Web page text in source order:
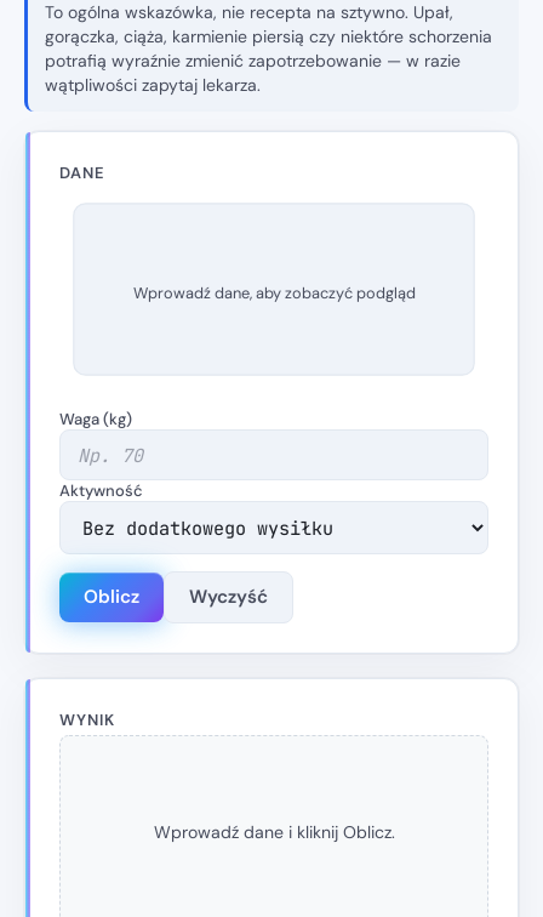
To ogólna wskazówka, nie recepta na sztywno. Upał,
gorączka, ciąża, karmienie piersią czy niektóre schorzenia
potrafią wyraźnie zmienić zapotrzebowanie — w razie
wątpliwości zapytaj lekarza.
DANE
Wprowadź dane, aby zobaczyć podgląd
Waga (kg)
Aktywność
Oblicz Wyczyść
WYNIK
Wprowadź dane i kliknij Oblicz.